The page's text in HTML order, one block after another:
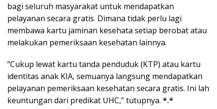
bagi seluruh masyarakat untuk mendapatkan
pelayanan secara gratis. Dimana tidak perlu lagi
membawa kartu jaminan kesehata setiap berobat atau
melakukan pemeriksaan kesehatan lainnya.
“Cukup lewat kartu tanda penduduk (KTP) atau kartu
identitas anak KIA, semuanya langsung mendapatkan
pelayanan pemeriksaan kesehatan secara gratis. Ini lah
keuntungan dari predikat UHC,” tutupnya. *.*